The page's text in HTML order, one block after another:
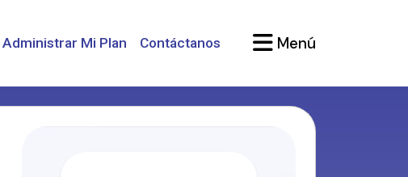
Administrar Mi Plan Contáctanos Menú